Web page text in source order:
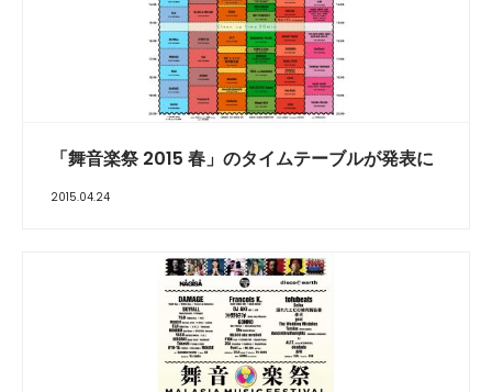
「舞音楽祭 2015 春」のタイムテーブルが発表に
2015.04.24